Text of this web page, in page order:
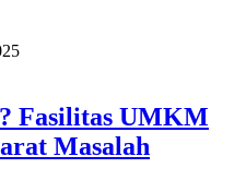
Fasilitas UMKM
Masalah